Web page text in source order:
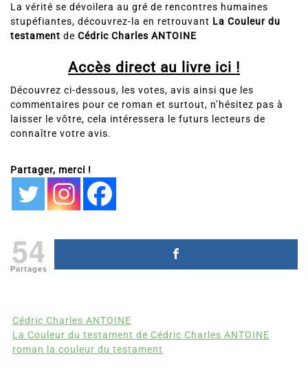
La vérité se dévoilera au gré de rencontres humaines
stupéfiantes, découvrez-la en retrouvant La Couleur du
testament de Cédric Charles ANTOINE
Accès direct au livre ici !
Découvrez ci-dessous, les votes, avis ainsi que les
commentaires pour ce roman et surtout, n’hésitez pas à
laisser le vôtre, cela intéressera le futurs lecteurs de
connaître votre avis.
Partager, merci !
54
Partages
Cédric Charles ANTOINE
La Couleur du testament de Cédric Charles ANTOINE
roman la couleur du testament